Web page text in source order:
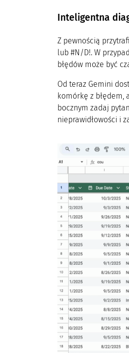
Inteligentna
Z pewnością
lub #N/D!. W
błędów może być
Od teraz Gemini
komórkę z błędem,
bocznym zadaj
nieprawidłowości i